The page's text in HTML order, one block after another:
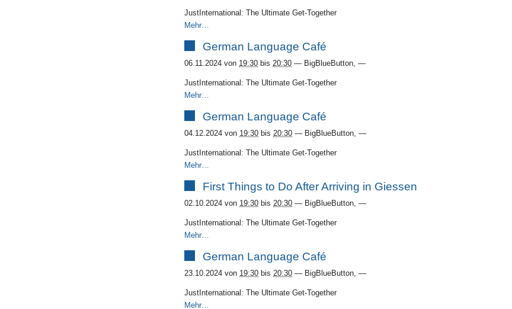
JustInternational: The Ultimate Get-Together
Mehr…
German Language Café
06.11.2024 von 19:30 bis 20:30 — BigBlueButton —
JustInternational: The Ultimate Get-Together
Mehr…
German Language Café
04.12.2024 von 19:30 bis 20:30 — BigBlueButton —
JustInternational: The Ultimate Get-Together
Mehr…
First Things to Do After Arriving in Giessen
02.10.2024 von 19:30 bis 20:30 — BigBlueButton —
JustInternational: The Ultimate Get-Together
Mehr…
German Language Café
23.10.2024 von 19:30 bis 20:30 — BigBlueButton —
JustInternational: The Ultimate Get-Together
Mehr…